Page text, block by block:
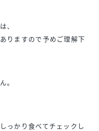
、
りますので予めご理解下
。
っかり食べてチェックし